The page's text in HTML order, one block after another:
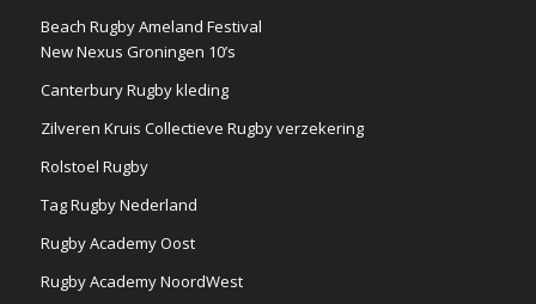
Beach Rugby Ameland Festival
New Nexus Groningen 10’s
Canterbury Rugby kleding
Zilveren Kruis Collectieve Rugby verzekering
Rolstoel Rugby
Tag Rugby Nederland
Rugby Academy Oost
Rugby Academy NoordWest